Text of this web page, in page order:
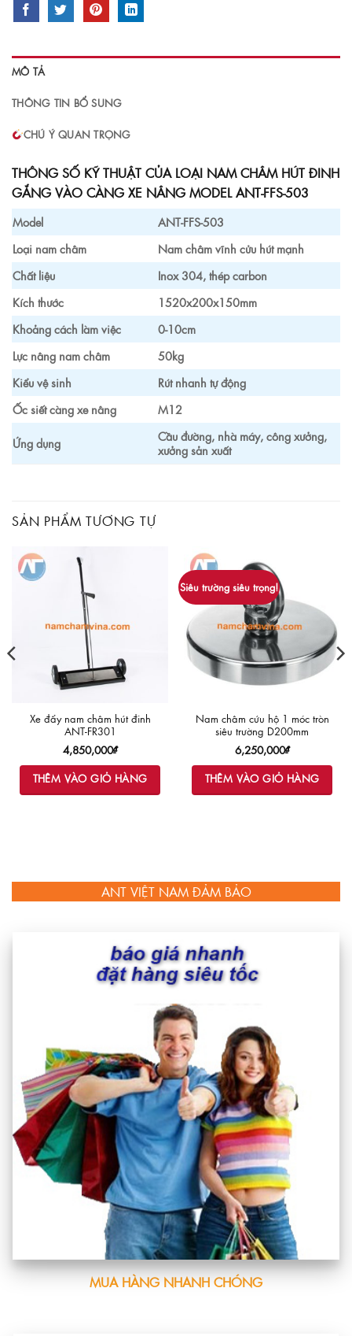
MÔ TẢ
THÔNG TIN BỔ SUNG
CHÚ Ý QUAN TRỌNG
THÔNG SỐ KỸ THUẬT CỦA LOẠI NAM CHÂM HÚT ĐINH
GẮNG VÀO CÀNG XE NÂNG MODEL ANT-FFS-503
Model
ANT-FFS-503
Loại nam châm
Nam châm vĩnh cửu hút mạnh
Chất liệu
Inox 304, thép carbon
Kích thước
1520x200x150mm
Khoảng cách làm việc
0-10cm
Lực nâng nam châm
50kg
Kiểu vệ sinh
Rút nhanh tự động
Ốc siết càng xe nâng
M12
Ứng dụng
Cầu đường, nhà máy, công xưởng,
xưởng sản xuất
SẢN PHẨM TƯƠNG TỰ
Xe đẩy nam châm hút đinh
ANT-FR301
4,850,000₫
THÊM VÀO GIỎ HÀNG
Siêu trường siêu trọng!
Nam châm cứu hộ 1 móc tròn
siêu trường D200mm
6,250,000₫
THÊM VÀO GIỎ HÀNG
ANT VIỆT NAM ĐẢM BẢO
MUA HÀNG NHANH CHÓNG